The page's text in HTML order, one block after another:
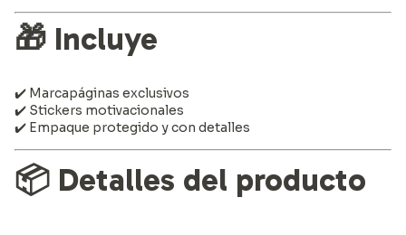
🎁 Incluye
✔️ Marcapáginas exclusivos
✔️ Stickers motivacionales
✔️ Empaque protegido y con detalles
📦 Detalles del producto